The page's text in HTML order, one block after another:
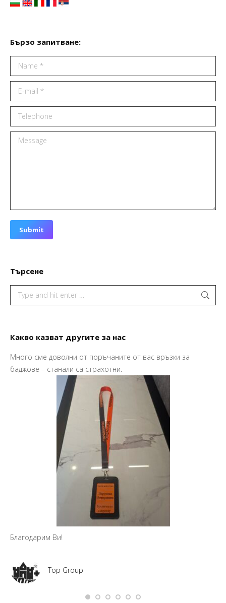
Бързо запитване:
Name *
E-mail *
Telephone
Message
Submit
Търсене
Search:
Какво казват другите за нас
Много сме доволни от поръчаните от вас връзки за
баджове – станали са страхотни.
Благодарим Ви!
Top Group